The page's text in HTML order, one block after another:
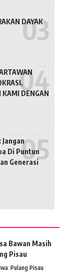
DAYAK
KAMI DENGAN
Jangan
Di Puntun
Generasi
Bawan Masih
Pisau
Pulang Pisau